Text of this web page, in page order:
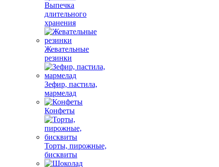
Выпечка
длительного
хранения
Жевательные
резинки
Зефир, пастила,
мармелад
Конфеты
Торты, пирожные,
бисквиты